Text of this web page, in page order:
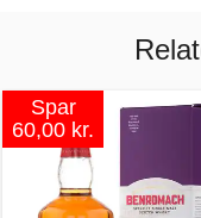
Spar
60,00 kr.